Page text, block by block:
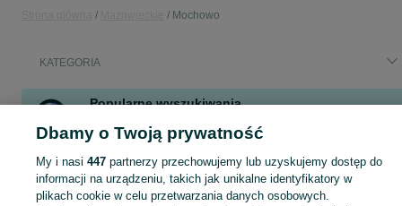
Mochowo
KATEGORIA
Popularne wyszukiwania
konne gryka a8 d2 praca
Zobacz Więcej
Dbamy o Twoją prywatność
My i nasi 447partnerzy przechowujemy lub uzyskujemy dostęp do
informacji na urządzeniu, takich jak unikalne identyfikatory w
plikach cookie w celu przetwarzania danych osobowych.